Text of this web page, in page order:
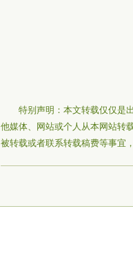
特别声明：本文转载仅仅是
他媒体、网站或个人从本网站转
被转载或者联系转载稿费等事宜